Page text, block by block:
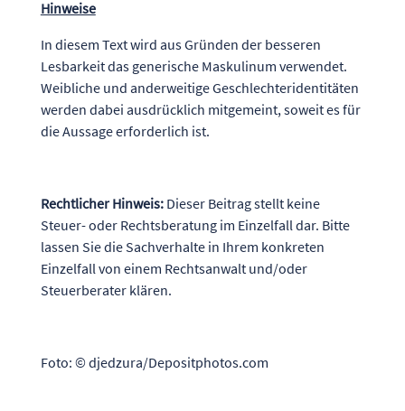
Hinweise
In diesem Text wird aus Gründen der besseren
Lesbarkeit das generische Maskulinum verwendet.
Weibliche und anderweitige Geschlechteridentitäten
werden dabei ausdrücklich mitgemeint, soweit es für
die Aussage erforderlich ist.
Rechtlicher Hinweis:Dieser Beitrag stellt keine
Steuer- oder Rechtsberatung im Einzelfall dar. Bitte
lassen Sie die Sachverhalte in Ihrem konkreten
Einzelfall von einem Rechtsanwalt und/oder
Steuerberater klären.
Foto: © djedzura/Depositphotos.com